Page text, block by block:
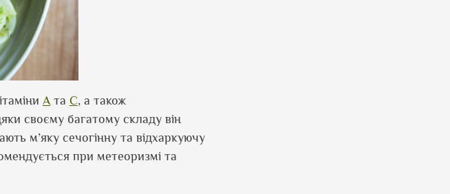
Aта C, а також
своєму багатому складу він
м’яку сечогінну та відхаркуючу
при метеоризмі та